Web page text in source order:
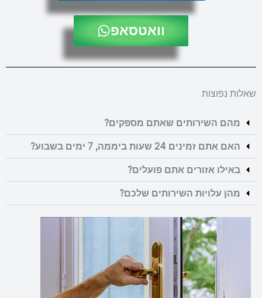
וואטסאפ
שאלות נפוצות
מהם השירותים שאתם מספקים?
האם אתם זמינים 24 שעות ביממה, 7 ימים בשבוע?
באילו אזורים אתם פועלים?
מהן עלויות השירותים שלכם?